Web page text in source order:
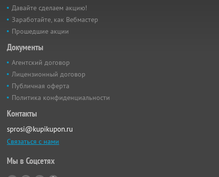
Давайте сделаем акцию!
Заработайте, как Вебмастер
Прошедшие акции
Документы
Агентский договор
Лицензионный договор
Публичная оферта
Политика конфиденциальности
Контакты
sprosi@kupikupon.ru
Связаться с нами
Мы в Соцсетях